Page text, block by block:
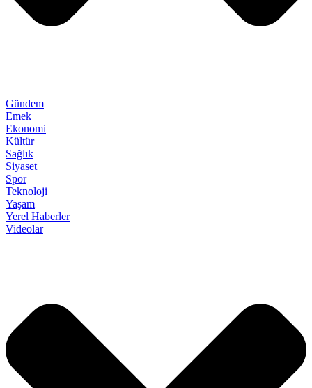
Gündem
Emek
Ekonomi
Kültür
Sağlık
Siyaset
Spor
Teknoloji
Yaşam
Yerel Haberler
Videolar